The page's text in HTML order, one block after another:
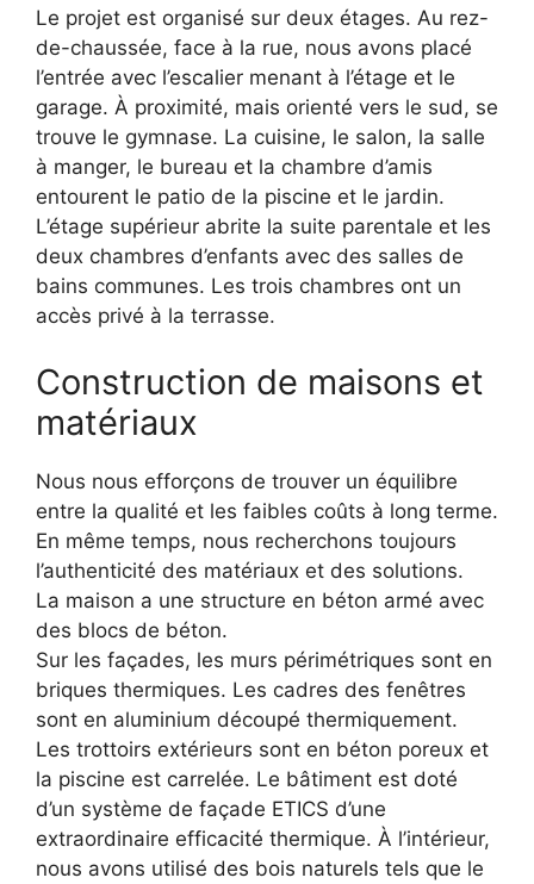
Le projet est organisé sur deux étages. Au rez-
de-chaussée, face à la rue, nous avons placé
l’entrée avec l’escalier menant à l’étage et le
garage. À proximité, mais orienté vers le sud, se
trouve le gymnase. La cuisine, le salon, la salle
à manger, le bureau et la chambre d’amis
entourent le patio de la piscine et le jardin.
L’étage supérieur abrite la suite parentale et les
deux chambres d’enfants avec des salles de
bains communes. Les trois chambres ont un
accès privé à la terrasse.
Construction de maisons et
matériaux
Nous nous efforçons de trouver un équilibre
entre la qualité et les faibles coûts à long terme.
En même temps, nous recherchons toujours
l’authenticité des matériaux et des solutions.
La maison a une structure en béton armé avec
des blocs de béton.
Sur les façades, les murs périmétriques sont en
briques thermiques. Les cadres des fenêtres
sont en aluminium découpé thermiquement.
Les trottoirs extérieurs sont en béton poreux et
la piscine est carrelée. Le bâtiment est doté
d’un système de façade ETICS d’une
extraordinaire efficacité thermique. À l’intérieur,
nous avons utilisé des bois naturels tels que le